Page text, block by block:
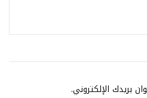
بريدك الإلكتروني.